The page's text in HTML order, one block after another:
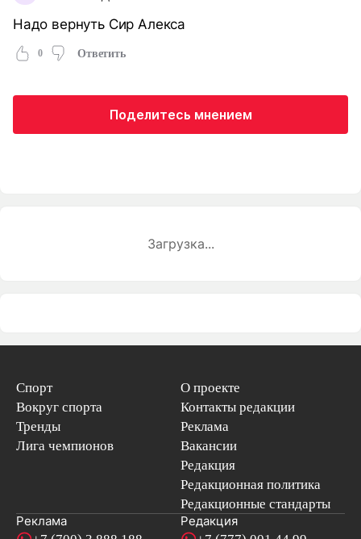
Надо вернуть Сир Алекса
0 Ответить
Поделитесь мнением
Загрузка...
Спорт
Вокруг спорта
Тренды
Лига чемпионов
О проекте
Контакты редакции
Реклама
Вакансии
Редакция
Редакционная политика
Редакционные стандарты
Реклама Редакция